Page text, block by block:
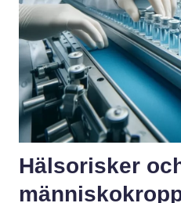
Hälsorisker